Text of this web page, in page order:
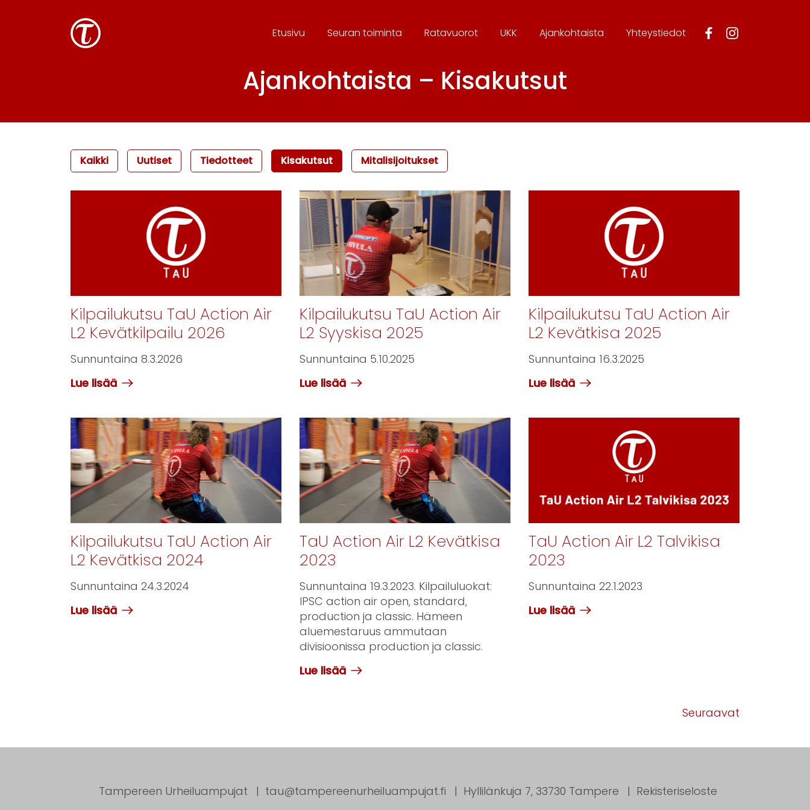
Etusivu Seuran toiminta Ratavuorot UKK Ajankohtaista Yhteystiedot
Ajankohtaista – Kisakutsut
Kaikki Uutiset Tiedotteet Kisakutsut Mitalisijoitukset
Kilpailukutsu TaU Action Air
L2 Kevätkilpailu 2026
Sunnuntaina 8.3.2026
Lue lisää
Kilpailukutsu TaU Action Air
L2 Syyskisa 2025
Sunnuntaina 5.10.2025
Lue lisää
Kilpailukutsu TaU Action Air
L2 Kevätkisa 2025
Sunnuntaina 16.3.2025‬
Lue lisää
Kilpailukutsu TaU Action Air
L2 Kevätkisa 2024
Sunnuntaina 24.3.2024
Lue lisää
TaU Action Air L2 Kevätkisa
2023
Sunnuntaina 19.3.2023. Kilpailuluokat:
IPSC action air open, standard,
production ja classic. Hämeen
aluemestaruus ammutaan
divisioonissa production ja classic.
Lue lisää
TaU Action Air L2 Talvikisa
2023
Sunnuntaina 22.1.2023
Lue lisää
Seuraavat
Tampereen Urheiluampujat tau@tampereenurheiluampujat.fi Hyllilänkuja 7, 33730 Tampere Rekisteriseloste